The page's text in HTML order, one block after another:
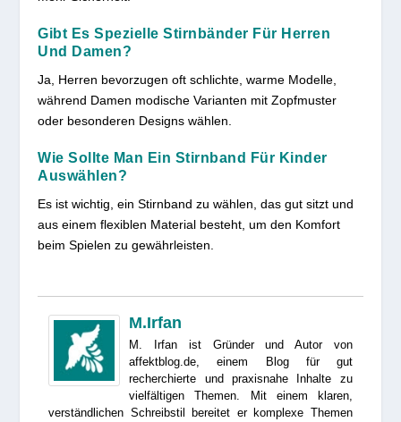
Gibt Es Spezielle Stirnbänder Für Herren
Und Damen?
Ja, Herren bevorzugen oft schlichte, warme Modelle,
während Damen modische Varianten mit Zopfmuster
oder besonderen Designs wählen.
Wie Sollte Man Ein Stirnband Für Kinder
Auswählen?
Es ist wichtig, ein Stirnband zu wählen, das gut sitzt und
aus einem flexiblen Material besteht, um den Komfort
beim Spielen zu gewährleisten.
M.Irfan
M. Irfan ist Gründer und Autor von
affektblog.de, einem Blog für gut
recherchierte und praxisnahe Inhalte zu
vielfältigen Themen. Mit einem klaren,
verständlichen Schreibstil bereitet er komplexe Themen